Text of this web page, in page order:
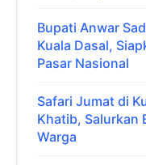
Bupati Anwar
Kuala Dasal,
Pasar Nasional
Safari Jumat di
Khatib, Salurkan
Warga